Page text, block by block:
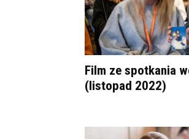
Film ze spotkania
(listopad 2022)